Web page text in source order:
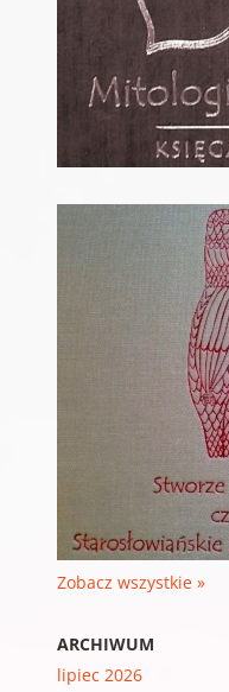
Zobacz wszystkie »
ARCHIWUM
lipiec 2026